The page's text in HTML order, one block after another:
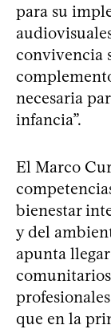
para su
convivencia
necesaria
infancia”.
El Marco
bienestar
y del
apunta
que en la